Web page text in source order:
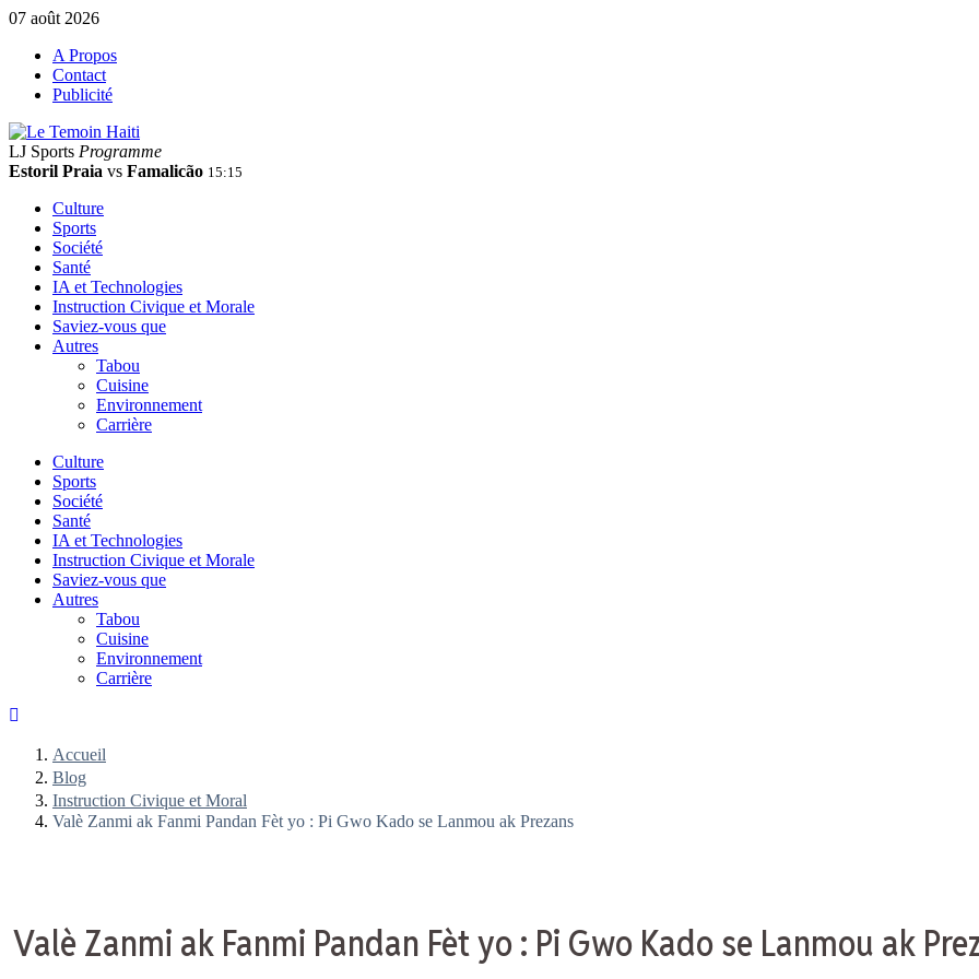
07 août 2026
A Propos
Contact
Publicité
LJ Sports Programme
Estoril Praia vs Famalicão 15:15
Culture
Sports
Société
Santé
IA et Technologies
Instruction Civique et Morale
Saviez-vous que
Autres
Tabou
Cuisine
Environnement
Carrière
Culture
Sports
Société
Santé
IA et Technologies
Instruction Civique et Morale
Saviez-vous que
Autres
Tabou
Cuisine
Environnement
Carrière
Accueil
Blog
Instruction Civique et Moral
Valè Zanmi ak Fanmi Pandan Fèt yo : Pi Gwo Kado se Lanmou ak Prezans
Valè Zanmi ak Fanmi Pandan Fèt yo : Pi Gwo Kado se Lanmou ak